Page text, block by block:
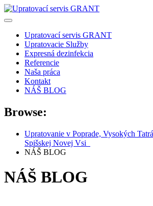
Skip
to
Upratovací servis GRANT
Upratovacie Služby
Expresná dezinfekcia
Referencie
Naša práca
Kontakt
NÁŠ BLOG
Browse:
Upratovanie v Poprade, Vysokých
Spišskej Novej Vsi
NÁŠ BLOG
NÁŠ BLOG